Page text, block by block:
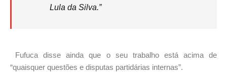
Lula da Silva.”
Fufuca disse ainda que o seu trabalho está acima de
“quaisquer questões e disputas partidárias internas”.